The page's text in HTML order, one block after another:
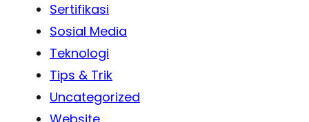
Sertifikasi
Sosial Media
Teknologi
Tips & Trik
Uncategorized